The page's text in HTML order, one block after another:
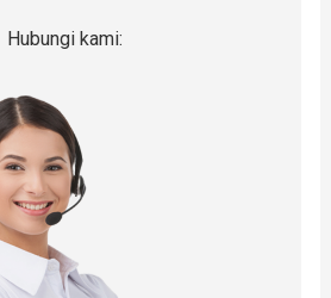
Hubungi kami: